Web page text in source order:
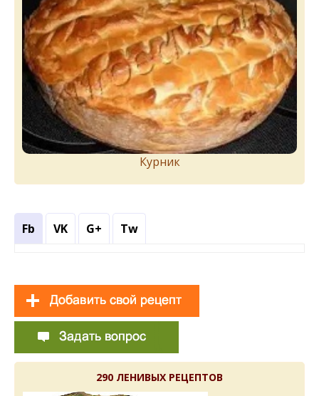
Курник
Fb VK G+ Tw
290 ЛЕНИВЫХ РЕЦЕПТОВ